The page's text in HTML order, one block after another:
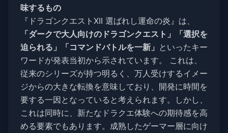
味するもの
『ドラゴンクエストXII 選ばれし運命の炎』は、
「ダークで大人向けのドラゴンクエスト」「選択を
迫られる」「コマンドバトルを一新」 といったキー
ワードが発表当初から示されています。 これは、
従来のシリーズが持つ明るく、万人受けするイメー
ジからの大きな転換を意味しており、開発に時間を
要する一因となっていると考えられます。しかし、
これは同時に、新たなドラクエ体験への期待感を高
める要素でもあります。成熟したゲーマー層に向け